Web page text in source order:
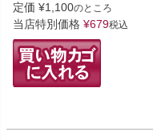
定価 ¥1,100のところ
当店特別価格 ¥679税込